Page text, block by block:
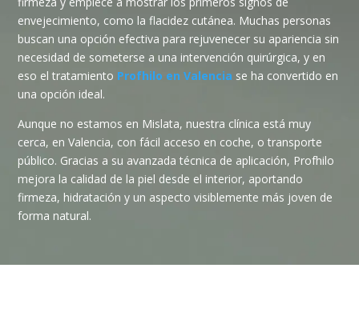
envejecimiento, como la flacidez cutánea. Muchas personas
buscan una opción efectiva para rejuvenecer su apariencia sin
necesidad de someterse a una intervención quirúrgica, y en
eso el tratamiento Profhilo en Valencia se ha convertido en
una opción ideal.
Aunque no estamos en Mislata, nuestra clínica está muy
cerca, en Valencia, con fácil acceso en coche, o transporte
público. Gracias a su avanzada técnica de aplicación, Profhilo
mejora la calidad de la piel desde el interior, aportando
firmeza, hidratación y un aspecto visiblemente más joven de
forma natural.